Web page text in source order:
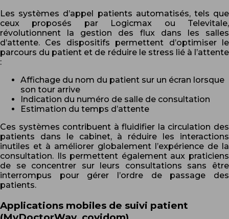
Les systèmes d’appel patients automatisés, tels que
ceux proposés par Logicmax ou Televitale,
révolutionnent la gestion des flux dans les salles
d’attente. Ces dispositifs permettent d’optimiser le
parcours du patient et de réduire le stress lié à l’attente
:
Affichage du nom du patient sur un écran lorsque
son tour arrive
Indication du numéro de salle de consultation
Estimation du temps d’attente
Ces systèmes contribuent à fluidifier la circulation des
patients dans le cabinet, à réduire les interactions
inutiles et à améliorer globalement l’expérience de la
consultation. Ils permettent également aux praticiens
de se concentrer sur leurs consultations sans être
interrompus pour gérer l’ordre de passage des
patients.
Applications mobiles de suivi patient